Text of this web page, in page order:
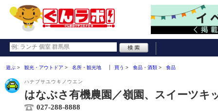
遊ぶ 観光・アウトドア 名所・観光地 買う 食品・酒類 食品
ハナブサユウキノウエン
はなぶさ有機農園／嶺園、スイーツキ
027-288-8888